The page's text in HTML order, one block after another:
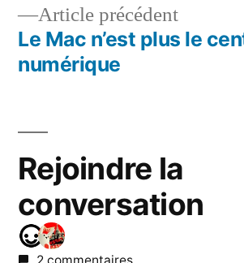
l’article
Article précédentArticle
Le Mac n’est plus le
numérique
Rejoindre la
conversation
2 commentaires